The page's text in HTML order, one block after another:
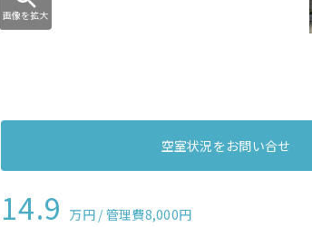
画像を拡大
空室状況をお問い合せ
14.9 万円 / 管理費8,000円